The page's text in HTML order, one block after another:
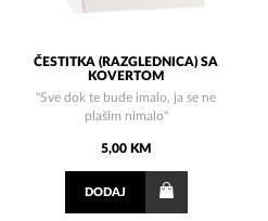
ČESTITKA (RAZGLEDNICA) SA
KOVERTOM
"Sve dok te bude imalo, ja se ne
plašim nimalo"
5,00 KM
DODAJ